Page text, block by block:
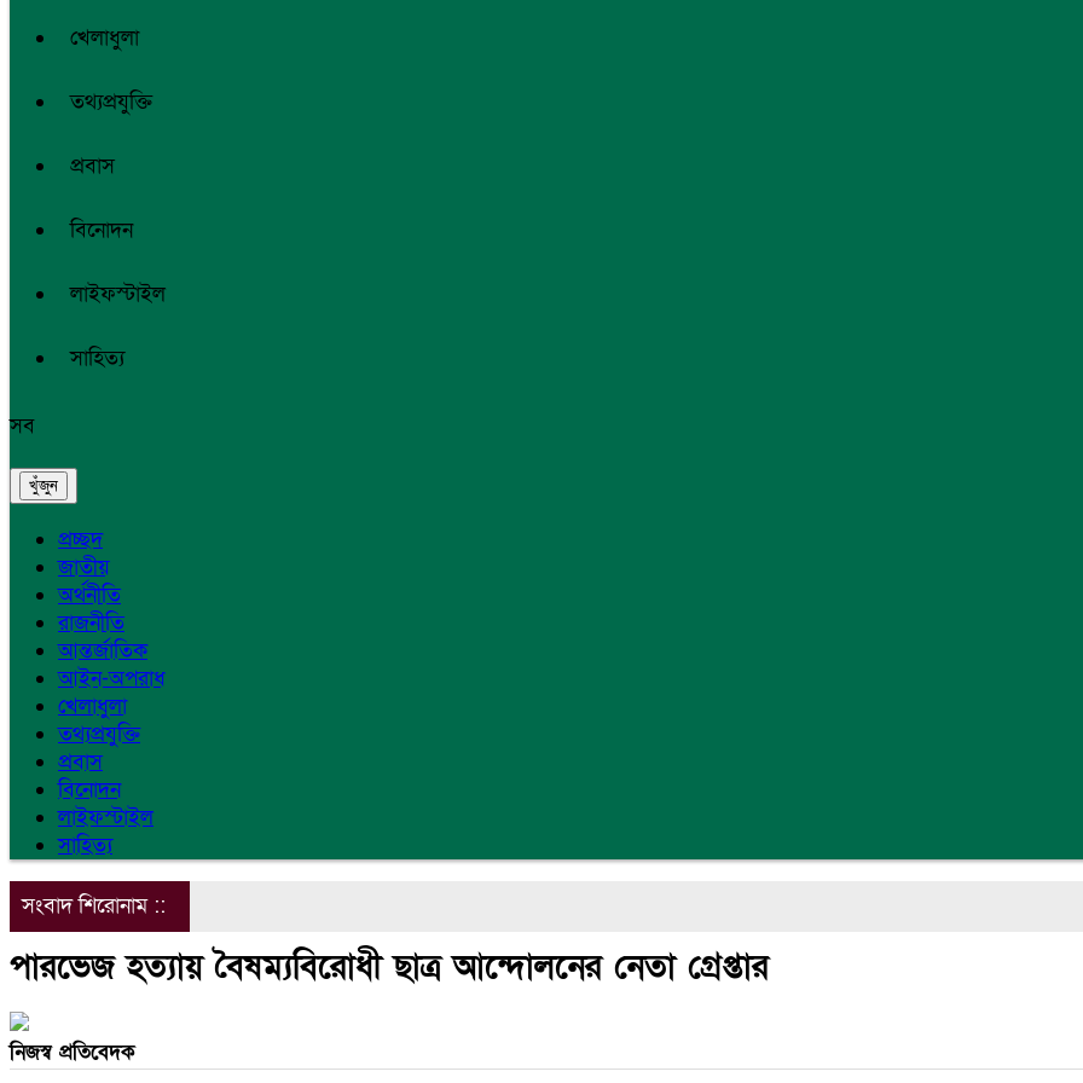
খেলাধুলা
তথ্যপ্রযুক্তি
প্রবাস
বিনোদন
লাইফস্টাইল
সাহিত্য
সব
প্রচ্ছদ
জাতীয়
অর্থনীতি
রাজনীতি
আন্তর্জাতিক
আইন-অপরাধ
খেলাধুলা
তথ্যপ্রযুক্তি
প্রবাস
বিনোদন
লাইফস্টাইল
সাহিত্য
সংবাদ শিরোনাম ::
পারভেজ হত্যায় বৈষম্যবিরোধী ছাত্র আন্দোলনের নেতা গ্রেপ্তার
নিজস্ব প্রতিবেদক